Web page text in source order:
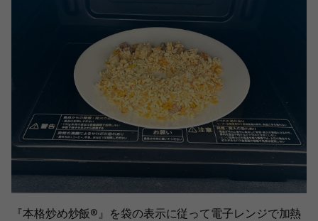
『本格炒め炒飯®』を袋の表示に従って電子レンジで加熱